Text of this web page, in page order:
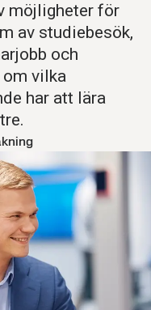
möjligheter för
av studiebesök,
och
om vilka
har att lära